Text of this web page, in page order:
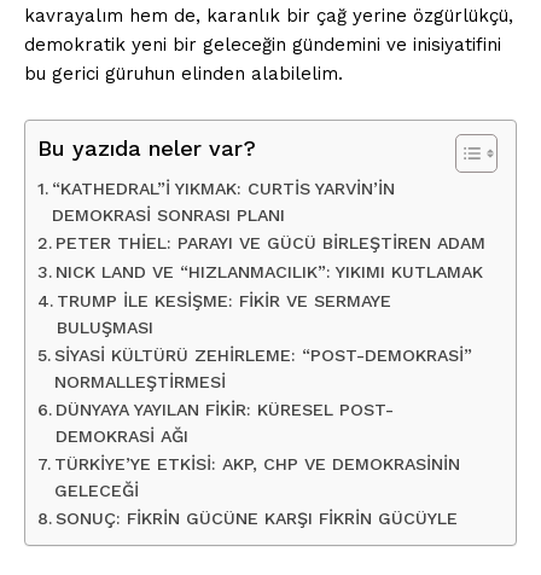
kavrayalım hem de, karanlık bir çağ yerine özgürlükçü,
demokratik yeni bir geleceğin gündemini ve inisiyatifini
bu gerici güruhun elinden alabilelim.
Bu yazıda neler var?
“KATHEDRAL”İ YIKMAK: CURTİS YARVİN’İN
DEMOKRASİ SONRASI PLANI
PETER THİEL: PARAYI VE GÜCÜ BİRLEŞTİREN ADAM
NICK LAND VE “HIZLANMACILIK”: YIKIMI KUTLAMAK
TRUMP İLE KESİŞME: FİKİR VE SERMAYE
BULUŞMASI
SİYASİ KÜLTÜRÜ ZEHİRLEME: “POST-DEMOKRASİ”
NORMALLEŞTİRMESİ
DÜNYAYA YAYILAN FİKİR: KÜRESEL POST-
DEMOKRASİ AĞI
TÜRKİYE’YE ETKİSİ: AKP, CHP VE DEMOKRASİNİN
GELECEĞİ
SONUÇ: FİKRİN GÜCÜNE KARŞI FİKRİN GÜCÜYLE